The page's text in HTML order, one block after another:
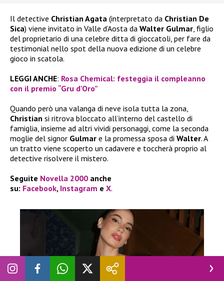
Il detective Christian Agata (interpretato da Christian De
Sica) viene invitato in Valle d’Aosta da Walter Gulmar, figlio
del proprietario di una celebre ditta di gioccatoli, per fare da
testimonial nello spot della nuova edizione di un celebre
gioco in scatola.
LEGGI ANCHE: Rosa Chemical: festeggia il compleanno
con il premio “Gru d’Oro”
Quando però una valanga di neve isola tutta la zona,
Christian si ritrova bloccato all’interno del castello di
famiglia, insieme ad altri vividi personaggi, come la seconda
moglie del signor Gulmar e la promessa sposa di Walter. A
un tratto viene scoperto un cadavere e toccherà proprio al
detective risolvere il mistero.
Seguite Novella 2000 anche
su: Facebook, Instagram e X.